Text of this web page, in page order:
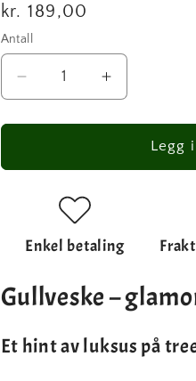
Vanlig
pris
kr. 189,00
Antall
Antall
antallet
for
veske
juletrepynt
gull
Øk
antallet
for
Glamorøs
veske
gull
Legg
Enkel betaling
Gullveske –
Et hint av luksus på